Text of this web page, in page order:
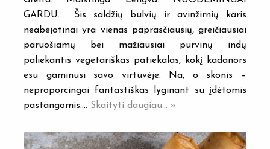
GARDU. Šis saldžių bulvių ir avinžirnių karis
neabejotinai yra vienas paprasčiausių, greičiausiai
paruošiamų bei mažiausiai purvinų indų
paliekantis vegetariškas patiekalas, kokį kadanors
esu gaminusi savo virtuvėje. Na, o skonis –
neproporcingai fantastiškas lyginant su įdėtomis
pastangomis.… Skaityti daugiau... »